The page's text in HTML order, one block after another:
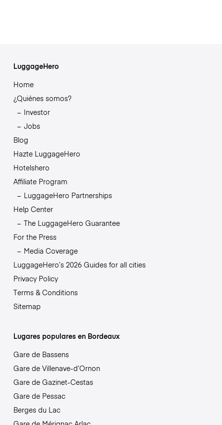
LuggageHero
Home
¿Quiénes somos?
Investor
Jobs
Blog
Hazte LuggageHero
Hotelshero
Affiliate Program
LuggageHero Partnerships
Help Center
The LuggageHero Guarantee
For the Press
Media Coverage
LuggageHero’s 2026 Guides for all cities
Privacy Policy
Terms & Conditions
Sitemap
Lugares populares en Bordeaux
Gare de Bassens
Gare de Villenave-d’Ornon
Gare de Gazinet-Cestas
Gare de Pessac
Berges du Lac